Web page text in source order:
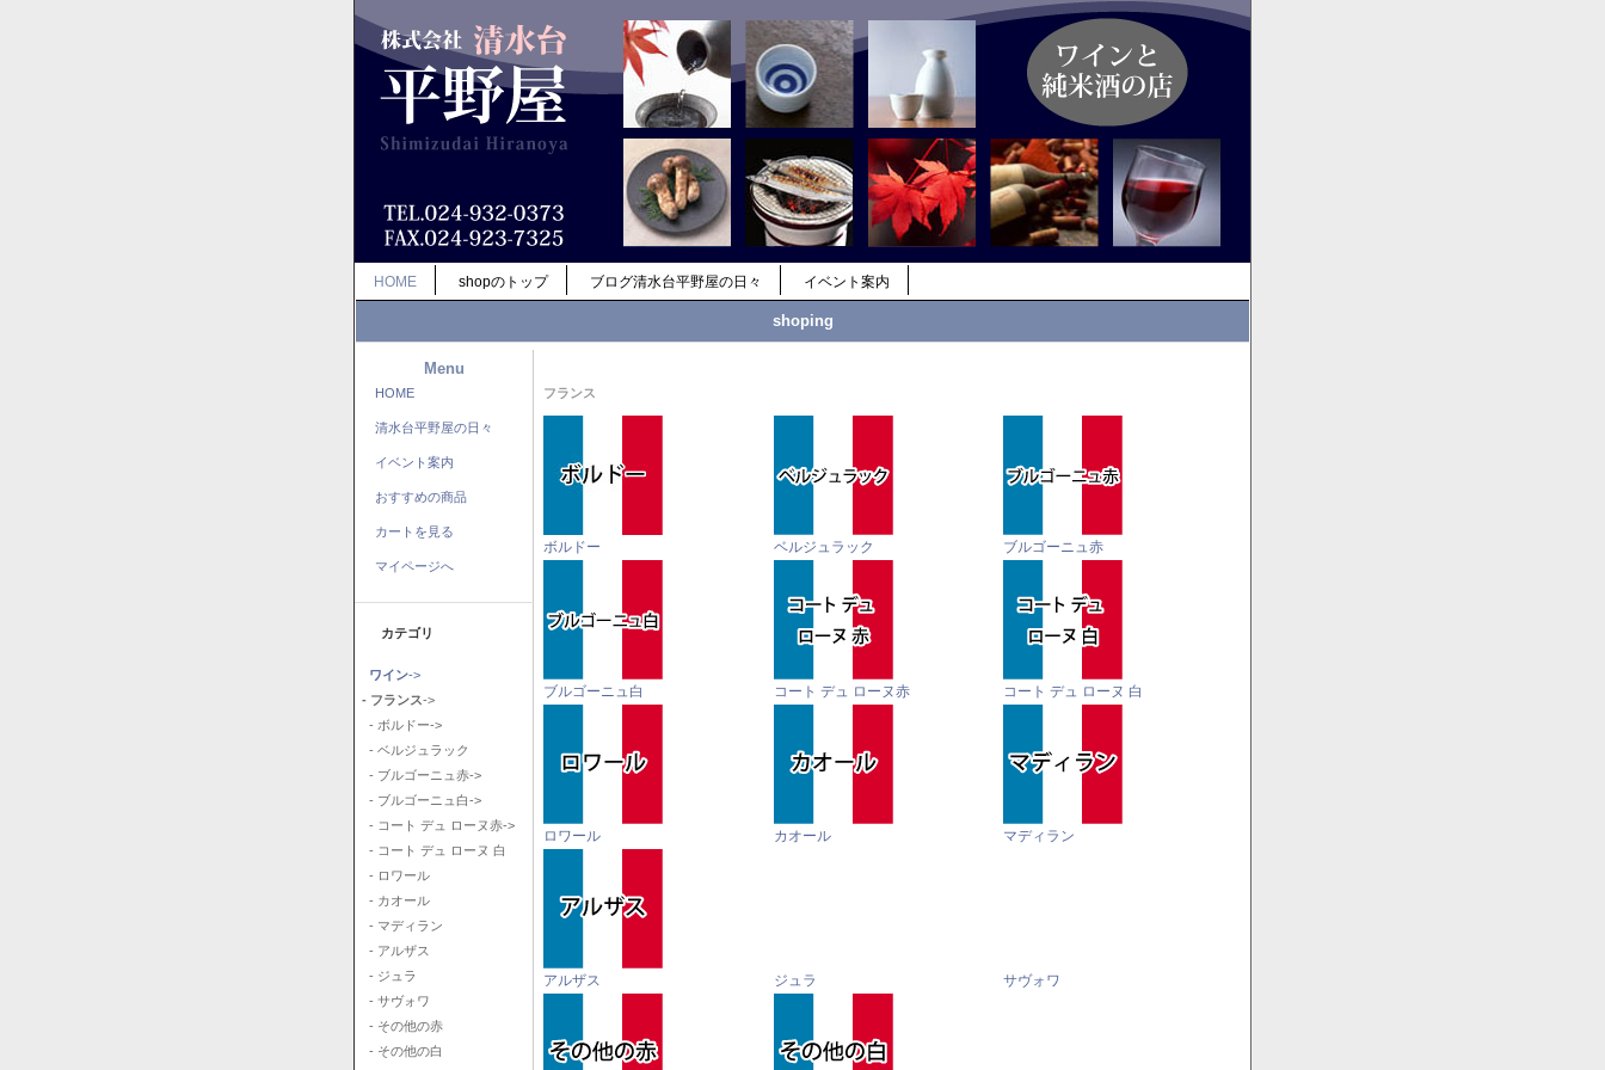
HOME shopのトップ ブログ清水台平野屋の日々 イベント案内
shoping
Menu
HOME
清水台平野屋の日々
イベント案内
おすすめの商品
カートを見る
マイページへ
カテゴリ
ワイン->
- フランス->
- ボルドー->
- ベルジュラック
- ブルゴーニュ赤->
- ブルゴーニュ白->
- コート デュ ローヌ赤->
- コート デュ ローヌ 白
- ロワール
- カオール
- マディラン
- アルザス
- ジュラ
- サヴォワ
- その他の赤
- その他の白
フランス
ボルドー ベルジュラック ブルゴーニュ赤
ブルゴーニュ白 コート デュ ローヌ赤 コート デュ ローヌ 白
ロワール カオール マディラン
アルザス ジュラ サヴォワ